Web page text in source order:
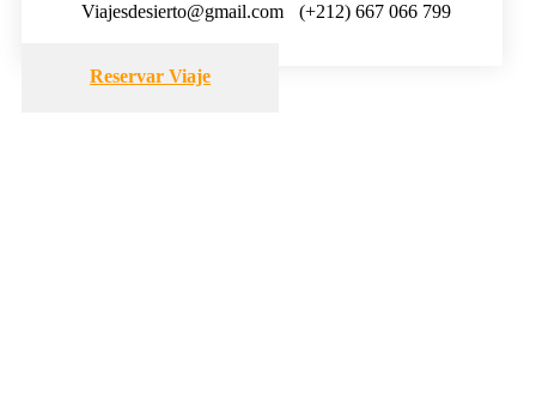
Viajesdesierto@gmail.com
(+212) 667 066 799
Reservar Viaje